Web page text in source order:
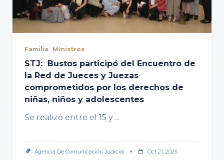
Familia Ministros
STJ: Bustos participó del Encuentro de
la Red de Jueces y Juezas
comprometidos por los derechos de
niñas, niños y adolescentes
Se realizó entre el 15 y ...
Agencia De Comunicación Judicial Oct 21, 2025